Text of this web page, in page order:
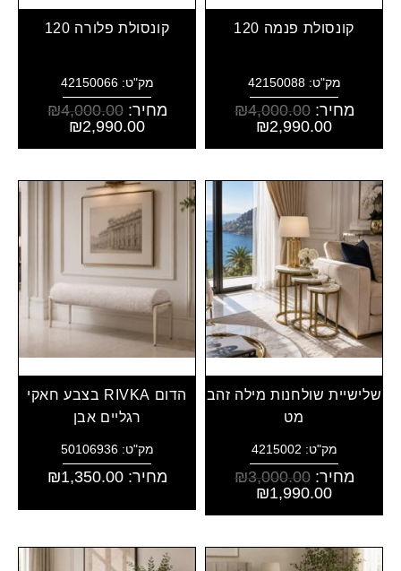
קונסולת פנמה 120
מק"ט: 42150088
מחיר: ₪4,000.00
₪2,990.00
קונסולת פלורה 120
מק"ט: 42150066
מחיר: ₪4,000.00
₪2,990.00
שלישיית שולחנות מילה זהב
מט
מק"ט: 4215002
מחיר: ₪3,000.00
₪1,990.00
הדום RIVKA בצבע חאקי
רגליים אבן
מק"ט: 50106936
מחיר: ₪1,350.00